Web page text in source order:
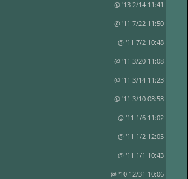
@ '13 2/14 11:41
@ '11 7/22 11:50
@ '11 7/2 10:48
@ '11 3/20 11:08
@ '11 3/14 11:23
@ '11 3/10 08:58
@ '11 1/6 11:02
@ '11 1/2 12:05
@ '11 1/1 10:43
@ '10 12/31 10:06